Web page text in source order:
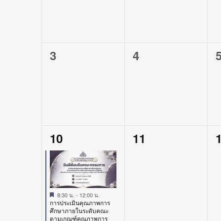
0
3
0
4
0
1
event,
10
Featured
8:30 น. - 12:00 น.
การประเมินคุณภาพการ
ศึกษาภายในระดับคณะ
ตามเกณฑ์คุณภาพการ
0
11
0